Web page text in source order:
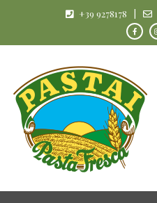
+39 9278178